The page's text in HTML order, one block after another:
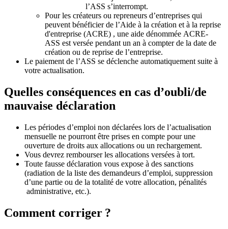
l’ASS s’interrompt.
Pour les créateurs ou repreneurs d’entreprises qui
peuvent bénéficier de l’Aide à la création et à la reprise
d'entreprise (ACRE) , une aide dénommée ACRE-
ASS est versée pendant un an à compter de la date de
création ou de reprise de l’entreprise.
Le paiement de l’ASS se déclenche automatiquement suite à
votre actualisation.
Quelles conséquences en cas d’oubli/de
mauvaise déclaration
Les périodes d’emploi non déclarées lors de l’actualisation
mensuelle ne pourront être prises en compte pour une
ouverture de droits aux allocations ou un rechargement.
Vous devrez rembourser les allocations versées à tort.
Toute fausse déclaration vous expose à des sanctions
(radiation de la liste des demandeurs d’emploi, suppression
d’une partie ou de la totalité de votre allocation, pénalités
administrative, etc.).
Comment corriger ?